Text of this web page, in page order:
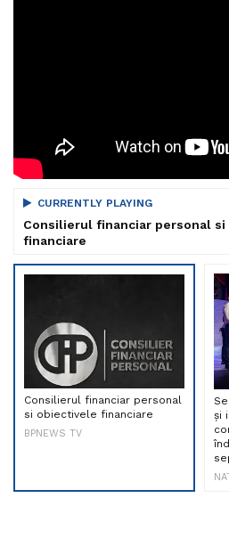
CURRENTLY PLAYING
Consilierul financiar personal
financiare
Consilierul financiar personal
si obiectivele financiare
BPNEWS TV
și